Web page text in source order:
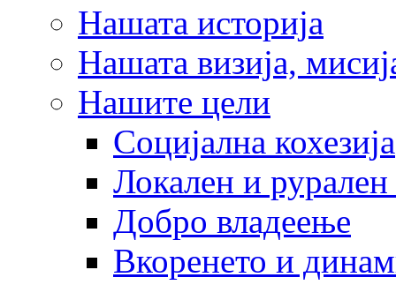
Нашата историја
Нашата визија,
Нашите цели
Социјална кохезија
Локален и рурален
Добро владеење
Вкоренето и